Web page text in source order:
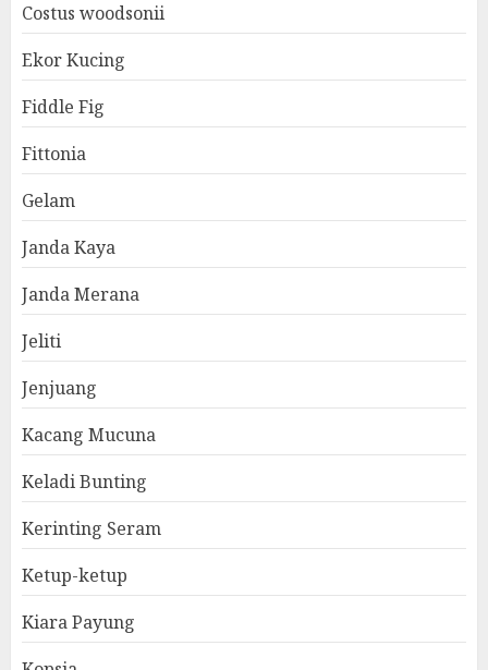
Costus woodsonii
Ekor Kucing
Fiddle Fig
Fittonia
Gelam
Janda Kaya
Janda Merana
Jeliti
Jenjuang
Kacang Mucuna
Keladi Bunting
Kerinting Seram
Ketup-ketup
Kiara Payung